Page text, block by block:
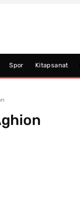
Spor Kitapsanat